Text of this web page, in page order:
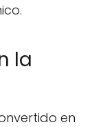
la
en